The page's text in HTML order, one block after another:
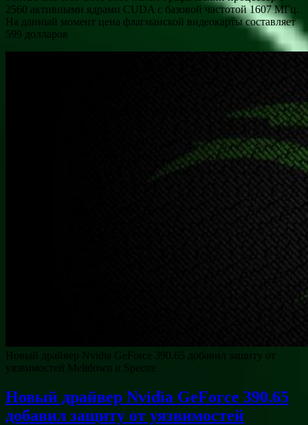
2560 активными ядрами CUDA с базовой частотой 1607 МГц.
На данный момент цена флагманской видеокарты составляет
599 долларов
Новый драйвер Nvidia GeForce 390.65 добавил защиту от
уязвимостей Meltdown и Spectre
Новый драйвер Nvidia GeForce 390.65
добавил защиту от уязвимостей